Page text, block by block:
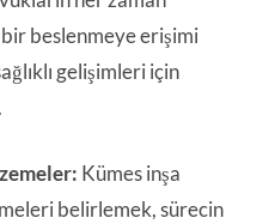
beslenmeye erişimi
gelişimleri için
Kümes inşa
belirlemek, sürecin